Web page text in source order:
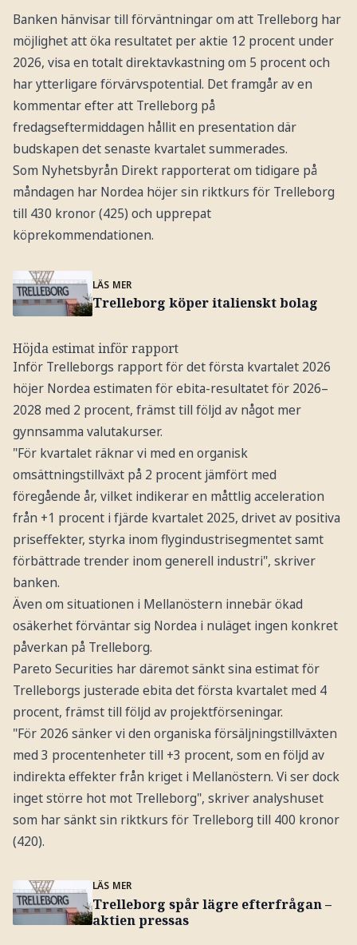
Banken hänvisar till förväntningar om att Trelleborg har
möjlighet att öka resultatet per aktie 12 procent under
2026, visa en totalt direktavkastning om 5 procent och
har ytterligare förvärvspotential. Det framgår av en
kommentar efter att Trelleborg på
fredagseftermiddagen hållit en presentation där
budskapen det senaste kvartalet summerades.
Som Nyhetsbyrån Direkt rapporterat om tidigare på
måndagen har Nordea höjer sin riktkurs för Trelleborg
till 430 kronor (425) och upprepat
köprekommendationen.
LÄS MER
Trelleborg köper italienskt bolag
Höjda estimat inför rapport
Inför Trelleborgs rapport för det första kvartalet 2026
höjer Nordea estimaten för ebita-resultatet för 2026–
2028 med 2 procent, främst till följd av något mer
gynnsamma valutakurser.
"För kvartalet räknar vi med en organisk
omsättningstillväxt på 2 procent jämfört med
föregående år, vilket indikerar en måttlig acceleration
från +1 procent i fjärde kvartalet 2025, drivet av positiva
priseffekter, styrka inom flygindustrisegmentet samt
förbättrade trender inom generell industri", skriver
banken.
Även om situationen i Mellanöstern innebär ökad
osäkerhet förväntar sig Nordea i nuläget ingen konkret
påverkan på Trelleborg.
Pareto Securities har däremot sänkt sina estimat för
Trelleborgs justerade ebita det första kvartalet med 4
procent, främst till följd av projektförseningar.
"För 2026 sänker vi den organiska försäljningstillväxten
med 3 procentenheter till +3 procent, som en följd av
indirekta effekter från kriget i Mellanöstern. Vi ser dock
inget större hot mot Trelleborg", skriver analyshuset
som har sänkt sin riktkurs för Trelleborg till 400 kronor
(420).
LÄS MER
Trelleborg spår lägre efterfrågan –
aktien pressas